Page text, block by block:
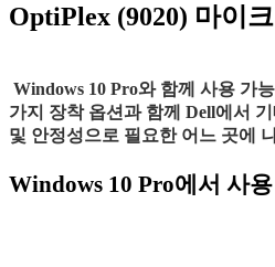
OptiPlex (9020) 마이
Windows 10 Pro와 함께 사용 가
가지 장착 옵션과 함께 Dell에서
및 안정성으로 필요한 어느 곳에
Windows 10 Pro에서 사